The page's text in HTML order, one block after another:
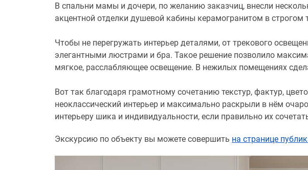
В спальни мамы и дочери, по желанию заказчиц, внесли
акцентной отделки душевой кабины керамогранитом в строгом
Чтобы не перегружать интерьер деталями, от трекового
элегантными люстрами и бра. Такое решение позволило
мягкое, расслабляющее освещение. В нежилых помещениях
Вот так благодаря грамотному сочетанию текстур, фактур,
неоклассический интерьер и максимально раскрыли в нём
интерьеру шика и индивидуальности, если правильно их
Экскурсию по объекту вы можете совершить на странице